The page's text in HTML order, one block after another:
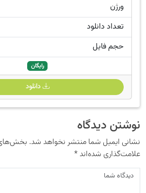
ورژن
تعداد دانلود
حجم فایل
رایگان
دانلود
نوشتن دیدگاه
نشانی ایمیل شما منتشر نخواهد شد. بخش‌های
علامت‌گذاری شده‌اند*